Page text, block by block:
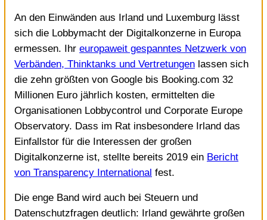
An den Einwänden aus Irland und Luxemburg lässt
sich die Lobbymacht der Digitalkonzerne in Europa
ermessen. Ihr europaweit gespanntes Netzwerk von
Verbänden, Thinktanks und Vertretungen lassen sich
die zehn größten von Google bis Booking.com 32
Millionen Euro jährlich kosten, ermittelten die
Organisationen Lobbycontrol und Corporate Europe
Observatory. Dass im Rat insbesondere Irland das
Einfallstor für die Interessen der großen
Digitalkonzerne ist, stellte bereits 2019 ein Bericht
von Transparency International fest.
Die enge Band wird auch bei Steuern und
Datenschutzfragen deutlich: Irland gewährte großen